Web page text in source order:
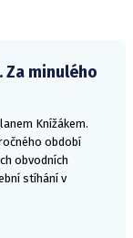
minulého
Knížákem.
období
obvodních
stíhání v